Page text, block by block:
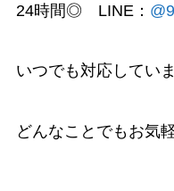
24時間◎ LINE：
いつでも対応してい
どんなことでもお気